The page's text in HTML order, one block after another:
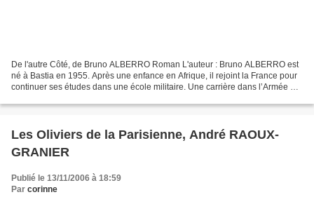
De l'autre Côté, de Bruno ALBERRO Roman L'auteur : Bruno ALBERRO est
né à Bastia en 1955. Après une enfance en Afrique, il rejoint la France pour
continuer ses études dans une école militaire. Une carrière dans l’Armée de
Les Oliviers de la Parisienne, André RAOUX-
GRANIER
Publié le 13/11/2006 à 18:59
Par corinne